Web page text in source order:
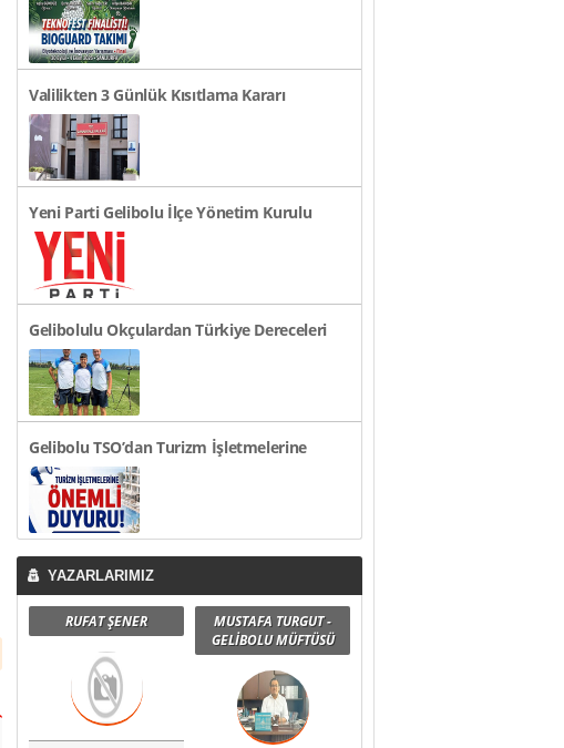
Türkiye Finali Başarıs..
Valilikten 3 Günlük Kısıtlama Kararı
Duyurusu
Yeni Parti Gelibolu İlçe Yönetim Kurulu
Açıklandı
Gelibolulu Okçulardan Türkiye Dereceleri
Gelibolu TSO’dan Turizm İşletmelerine
Önemli Duyuru!
YAZARLARIMIZ
RUFAT ŞENER
MUSTAFA TURGUT -
GELİBOLU MÜFTÜSÜ